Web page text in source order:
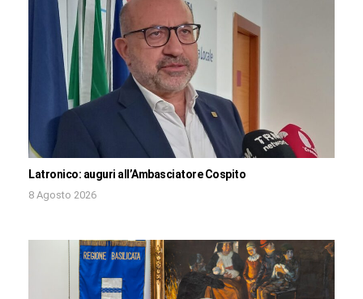
Latronico: auguri all’Ambasciatore Cospito
8 Agosto 2026